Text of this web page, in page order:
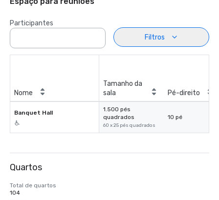
Participantes
Filtros
Nome
Tamanho da
sala
Pé-direito
Banquet Hall
1.500 pés
quadrados
60 x 25 pés quadrados
10 pé
Quartos
Total de quartos
104